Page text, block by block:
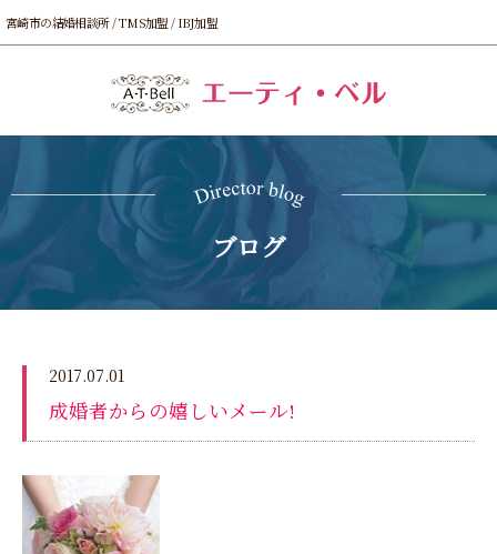
宮崎市の結婚相談所 / TMS加盟 / IBJ加盟
ブログ
2017.07.01
成婚者からの嬉しいメール!